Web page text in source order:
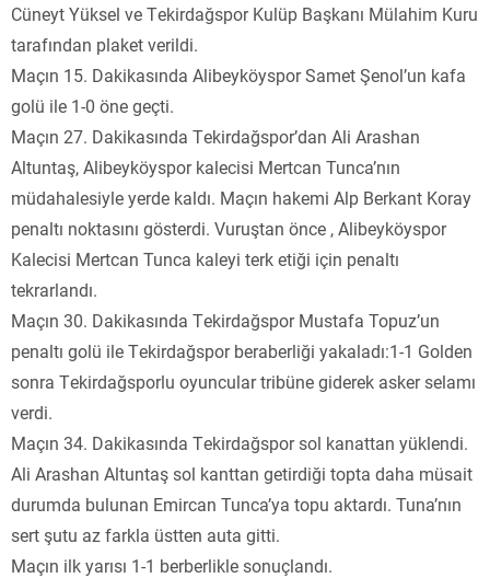
Cüneyt Yüksel ve Tekirdağspor Kulüp Başkanı Mülahim Kuru
tarafından plaket verildi.
Maçın 15. Dakikasında Alibeyköyspor Samet Şenol’un kafa
golü ile 1-0 öne geçti.
Maçın 27. Dakikasında Tekirdağspor’dan Ali Arashan
Altuntaş, Alibeyköyspor kalecisi Mertcan Tunca’nın
müdahalesiyle yerde kaldı. Maçın hakemi Alp Berkant Koray
penaltı noktasını gösterdi. Vuruştan önce , Alibeyköyspor
Kalecisi Mertcan Tunca kaleyi terk etiği için penaltı
tekrarlandı.
Maçın 30. Dakikasında Tekirdağspor Mustafa Topuz’un
penaltı golü ile Tekirdağspor beraberliği yakaladı:1-1 Golden
sonra Tekirdağsporlu oyuncular tribüne giderek asker selamı
verdi.
Maçın 34. Dakikasında Tekirdağspor sol kanattan yüklendi.
Ali Arashan Altuntaş sol kanttan getirdiği topta daha müsait
durumda bulunan Emircan Tunca’ya topu aktardı. Tuna’nın
sert şutu az farkla üstten auta gitti.
Maçın ilk yarısı 1-1 berberlikle sonuçlandı.